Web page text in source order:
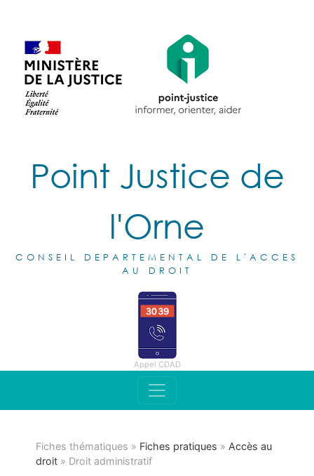
Point Justice de
l'Orne
CONSEIL DEPARTEMENTAL DE L'ACCES
AU DROIT
Appel CDAD
Fiches thématiques » Fiches pratiques » Accès au
droit » Droit administratif